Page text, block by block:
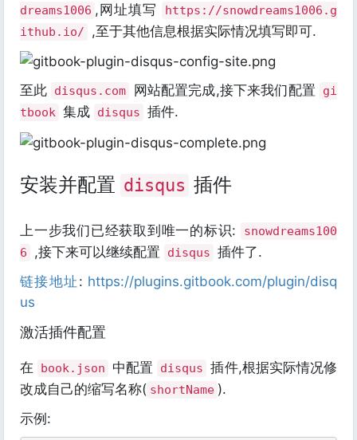
dreams1006 ,网址填写
https://snowdreams1006.g
ithub.io/
,至于其他信息根据实际情况填写即可.
至此 disqus.com 网站配置完成,接下来我们配置
gi
tbook 集成 disqus 插件.
安装并配置 disqus 插件
上一步我们已经获取到唯一的标识:
snowdreams100
6
,接下来可以继续配置 disqus 插件了.
链接地址 : https://plugins.gitbook.com/plugin/disq
us
激活插件配置
在 book.json 中配置 disqus 插件,根据实际情况修
改成自己的缩写名称( shortName ).
示例: